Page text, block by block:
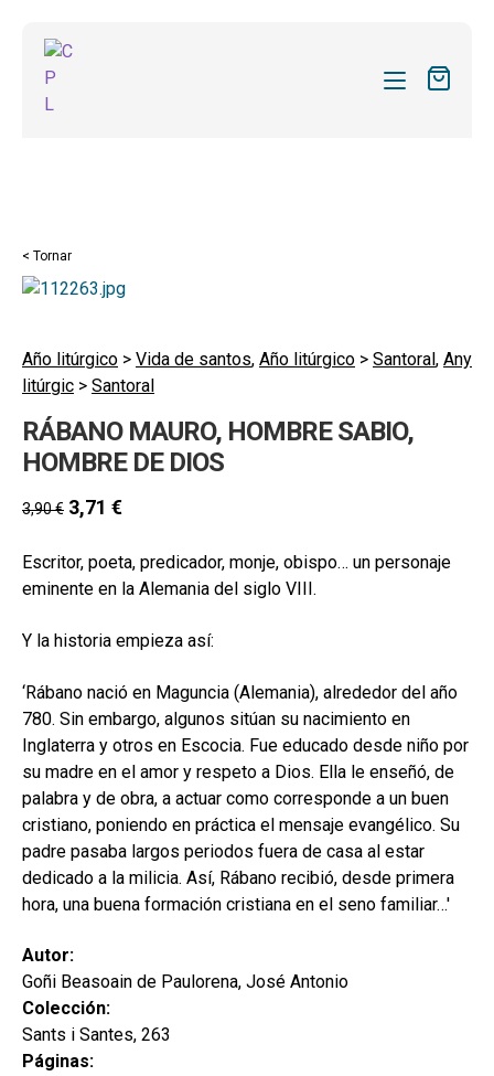
REVISTES
FORMES
el
ACTUALITAT
BLOG
CONTACTE
EL MEU COMPTE
CERCAR
CAT
ESP
< Tornar
Año litúrgico > Vida de santos, Año litúrgico > Santoral, Any
litúrgic > Santoral
RÁBANO MAURO, HOMBRE SABIO,
HOMBRE DE DIOS
3,90€ 3,71 €
Escritor, poeta, predicador, monje, obispo… un personaje
eminente en la Alemania del siglo VIII.
Y la historia empieza así:
‘Rábano nació en Maguncia (Alemania), alrededor del año
780. Sin embargo, algunos sitúan su nacimiento en
Inglaterra y otros en Escocia. Fue educado desde niño por
su madre en el amor y respeto a Dios. Ella le enseñó, de
palabra y de obra, a actuar como corresponde a un buen
cristiano, poniendo en práctica el mensaje evangélico. Su
padre pasaba largos periodos fuera de casa al estar
dedicado a la milicia. Así, Rábano recibió, desde primera
hora, una buena formación cristiana en el seno familiar…'
Autor:
Goñi Beasoain de Paulorena, José Antonio
Colección:
Sants i Santes, 263
Páginas: